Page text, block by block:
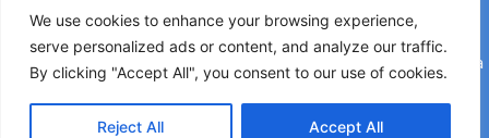
We use cookies to enhance your browsing experience,
serve personalized ads or content, and analyze our traffic.
By clicking "Accept All", you consent to our use of cookies.
Reject All Accept All
Copyright © 2026 © F2 Radio Lab - Università degli Studi di
Napoli Federico II è una testata registrata presso il Tribunale di
Napoli. Aut. n.58 30-06-2006 Licenza SIAE n. 508/I/639 Società